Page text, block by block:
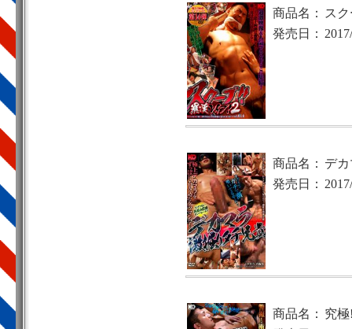
商品名：
ス
発売日：
商品名： デ
発売日：
商品名： 究